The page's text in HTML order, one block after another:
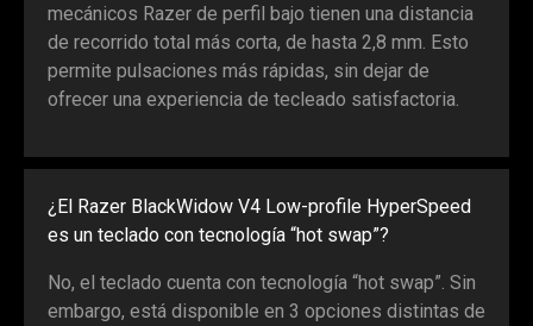
mecánicos Razer de perfil bajo tienen una distancia
de recorrido total más corta, de hasta 2,8 mm. Esto
permite pulsaciones más rápidas, sin dejar de
ofrecer una experiencia de tecleado satisfactoria.
¿El Razer BlackWidow V4 Low-profile HyperSpeed
es un teclado con tecnología “hot swap”?
No, el teclado cuenta con tecnología “hot swap”. Sin
embargo, está disponible en 3 opciones distintas de